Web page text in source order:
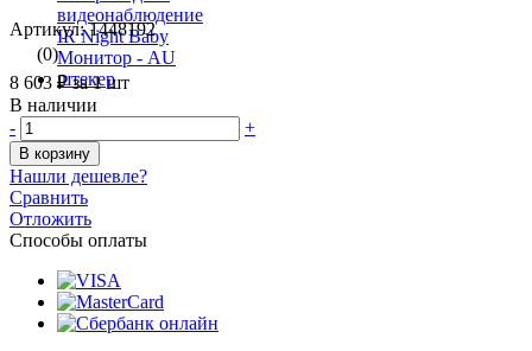
Артикул: 1448192
(0)
8 603 ₽за 1 шт
В наличии
-
+
В корзину
Нашли дешевле?
Сравнить
Отложить
Способы оплаты